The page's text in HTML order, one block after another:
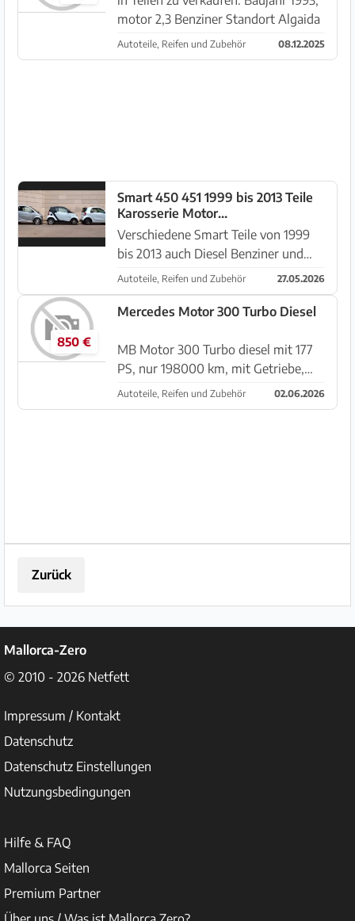
motor 2,3 Benziner Standort Algaida
Autoteile, Reifen und Zubehör 08.12.2025
Smart 450 451 1999 bis 2013 Teile
Karosserie Motor
Innenausstattung
Verschiedene Smart Teile von 1999
bis 2013 auch Diesel Benziner und
MHD zu verkaufen Wenn Teile
benötigt werden einfach ein
Whatsapp an +34 62290049 senden.
F...
Autoteile, Reifen und Zubehör 27.05.2026
850 €
Mercedes Motor 300 Turbo Diesel
MB Motor 300 Turbo diesel mit 177
PS, nur 198000 km, mit Getriebe,
aus einem W210 Baujahr 98. Top!
Autoteile, Reifen und Zubehör 02.06.2026
Zurück
Mallorca-Zero
© 2010 - 2026 Netfett
Impressum / Kontakt
Datenschutz
Datenschutz Einstellungen
Nutzungsbedingungen
Hilfe & FAQ
Mallorca Seiten
Premium Partner